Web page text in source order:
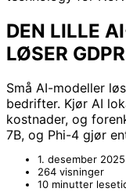
DEN LILLE
LØSER
Små AI-modeller
bedrifter. Kjør AI
kostnader, og
7B, og Phi-4 gjør
1. desember 2025
264 visninger
10 minutter